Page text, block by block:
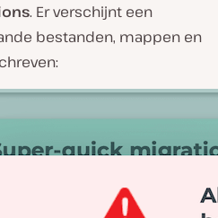
. Er verschijnt een
bestanden, mappen en